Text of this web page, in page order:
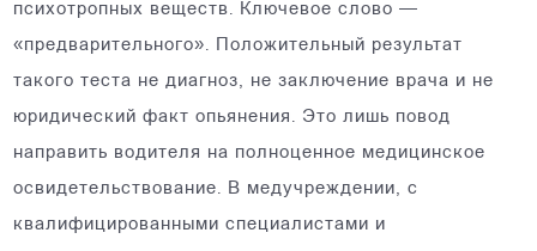
психотропных веществ. Ключевое слово —
«предварительного». Положительный результат
такого теста не диагноз, не заключение врача и не
юридический факт опьянения. Это лишь повод
направить водителя на полноценное медицинское
освидетельствование. В медучреждении, с
квалифицированными специалистами и